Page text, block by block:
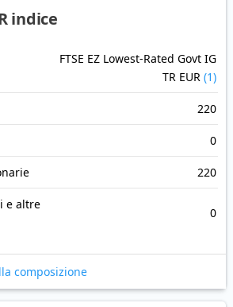
indice
FTSE EZ Lowest-Rated Govt IG
TR EUR (1)
220
0
220
e altre
0
composizione